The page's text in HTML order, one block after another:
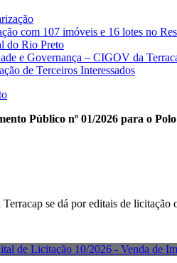
com 107 imóveis e 16 lotes no
do Rio Preto
e Governança – CIGOV da
de Terceiros Interessados
Público nº 01/2026 para o
Terracap se dá por editais de